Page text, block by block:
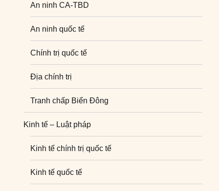
An ninh CA-TBD
An ninh quốc tế
Chính trị quốc tế
Địa chính trị
Tranh chấp Biển Đông
Kinh tế – Luật pháp
Kinh tế chính trị quốc tế
Kinh tế quốc tế